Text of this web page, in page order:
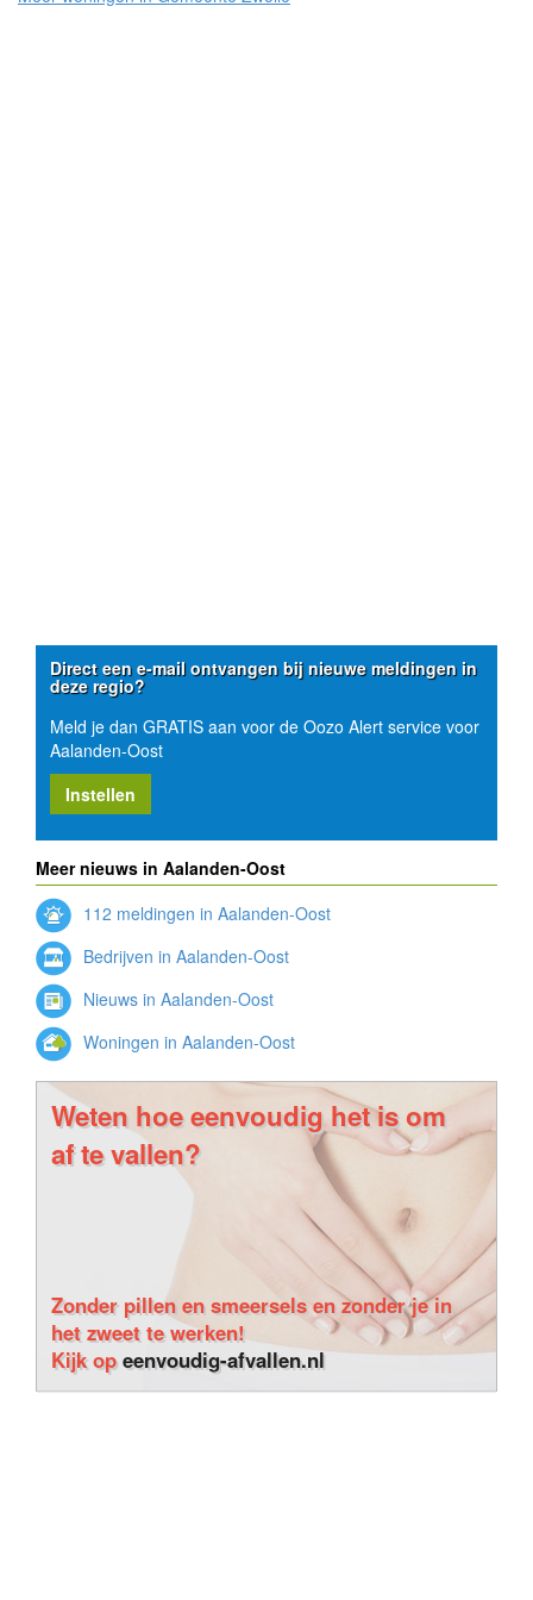
Direct een e-mail ontvangen bij nieuwe meldingen in
deze regio?
Meld je dan GRATIS aan voor de Oozo Alert service voor
Aalanden-Oost
Instellen
Meer nieuws in Aalanden-Oost
112 meldingen in Aalanden-Oost
Bedrijven in Aalanden-Oost
Nieuws in Aalanden-Oost
Woningen in Aalanden-Oost
Weten hoe eenvoudig het is om
af te vallen?
Zonder pillen en smeersels en zonder je in
het zweet te werken!
Kijk opeenvoudig-afvallen.nl